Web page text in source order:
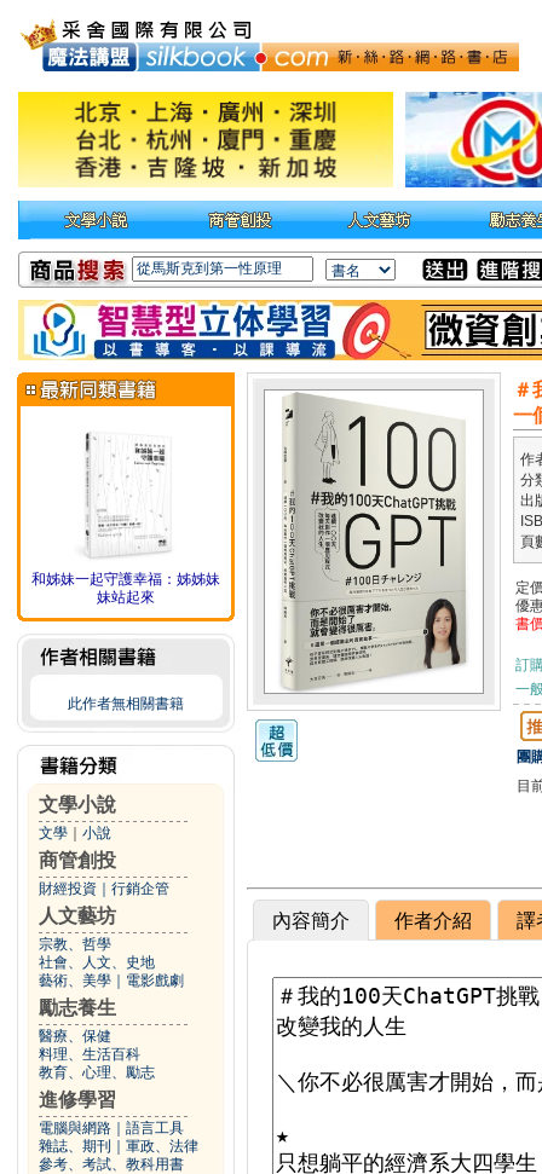
和姊妹一起守護幸福：姊姊妹
妹站起來
此作者無相關書籍
文學小說
文學 小說
商管創投
財經投資 行銷企管
人文藝坊
宗教、哲學
社會、人文、史地
藝術、美學
電影戲劇
勵志養生
醫療、保健
料理、生活百科
教育、心理、勵志
進修學習
電腦與網路
語言工具
雜誌、期刊
軍政、法律
參考、考試、教科用書
＃
一
作
分
出
頁
定
優
書
訂
一
團
目
內容簡介 作者介紹 譯